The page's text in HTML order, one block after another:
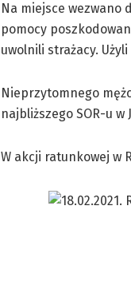
Na miejsce wezwano
pomocy
uwolnili strażacy.
Nieprzytomnego
najbliższego SOR-u w
W akcji ratunkowej w